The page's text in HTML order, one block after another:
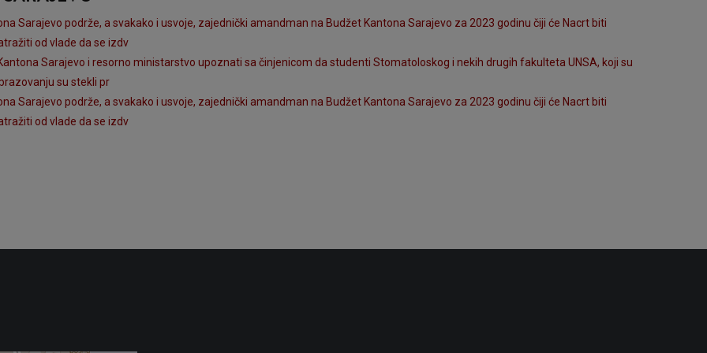
Sarajevo podrže, a svakako i usvoje, zajednički amandman na Budžet Kantona Sarajevo za 2023 godinu čiji će Nacrt biti
od vlade da se izdv
Sarajevo i resorno ministarstvo upoznati sa činjenicom da studenti Stomatoloskog i nekih drugih fakulteta UNSA, koji su
su stekli pr
Sarajevo podrže, a svakako i usvoje, zajednički amandman na Budžet Kantona Sarajevo za 2023 godinu čiji će Nacrt biti
od vlade da se izdv